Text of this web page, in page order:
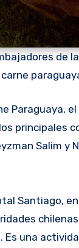
de
principales
Salim y
Santiago,
una